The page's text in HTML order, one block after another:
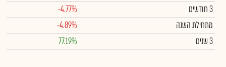
3 חודשים
-4.77%
מתחילת השנה
-4.89%
3 שנים
77.19%